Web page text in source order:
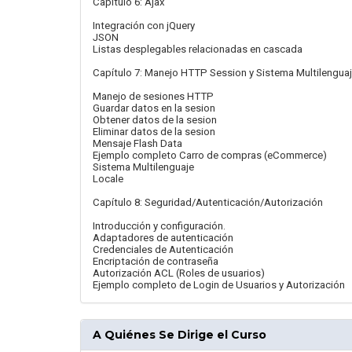
Integración con jQuery
JSON
Listas desplegables relacionadas en cascada
Capítulo 7: Manejo HTTP Session y Sistema
Manejo de sesiones HTTP
Guardar datos en la sesion
Obtener datos de la sesion
Eliminar datos de la sesion
Mensaje Flash Data
Ejemplo completo Carro de compras (eCommerce)
Sistema Multilenguaje
Locale
Capítulo 8: Seguridad/Autenticación/Autorización
Introducción y configuración.
Adaptadores de autenticación
Credenciales de Autenticación
Encriptación de contraseña
Autorización ACL (Roles de usuarios)
Ejemplo completo de Login de Usuarios y Autorización
A Quiénes Se Dirige el Curso